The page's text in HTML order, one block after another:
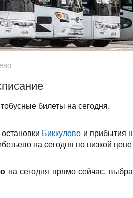
билеты на сегодня.
Биккулово и прибытия
на сегодня по низкой
на сегодня прямо сейчас,